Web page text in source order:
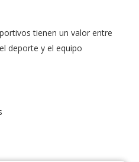
tienen un valor entre
deporte y el equipo